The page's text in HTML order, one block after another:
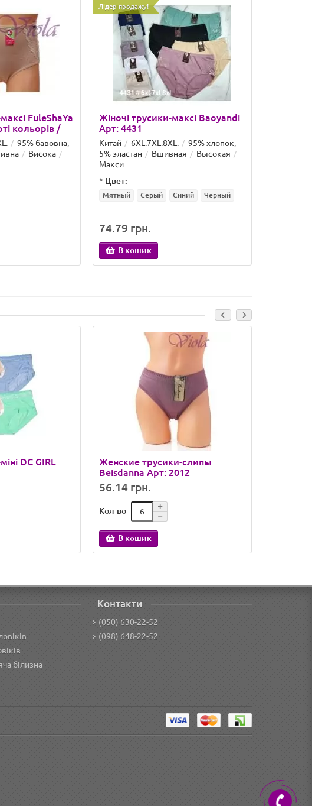
FuleShaYa
кольорів /
95% бавовна,
Висока
Лідер продажу!
Жіночі трусики-максі Baoyandi
Арт: 4431
Китай 6XL.7XL.8XL.
95% хлопок,
5% эластан
Вшивная
Высокая
Макси
* Цвет:
Мятный Серый Синий Черный
74.79 грн.
В кошик
DC GIRL
Женские трусики-слипы
Beisdanna Арт: 2012
56.14 грн.
Кол-во
В кошик
білизна
Контакти
(050) 630-22-52
(098) 648-22-52